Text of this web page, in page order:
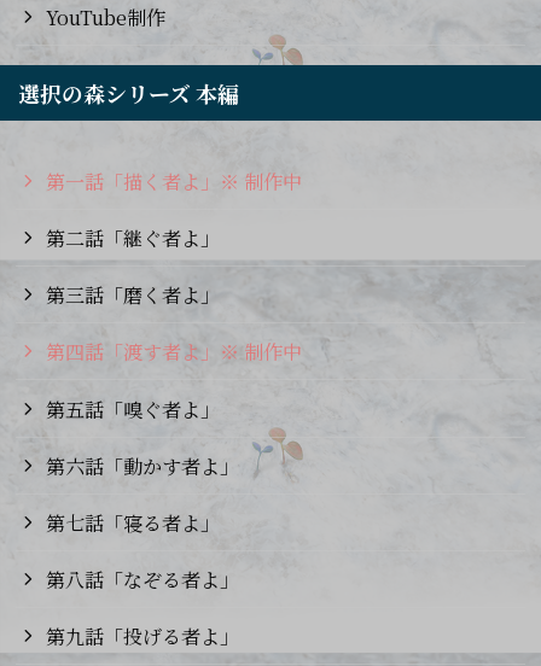
YouTube制作
選択の森シリーズ 本編
第一話「描く者よ」※ 制作中
第二話「継ぐ者よ」
第三話「磨く者よ」
第四話「渡す者よ」※ 制作中
第五話「嗅ぐ者よ」
第六話「動かす者よ」
第七話「寝る者よ」
第八話「なぞる者よ」
第九話「投げる者よ」